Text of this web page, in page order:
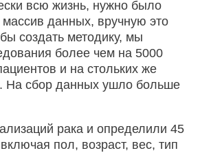
всю жизнь, нужно было
массив данных, вручную это
создать методику, мы
более чем на 5000
и на стольких же
На сбор данных ушло больше
рака и определили 45
пол, возраст, вес, тип